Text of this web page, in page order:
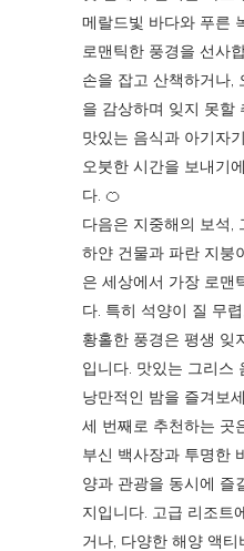
메랄드빛 바다와 푸른
로맨틱한 풍경을 선사
손을 잡고 산책하거나,
을 감상하며 잊지 못할
맛있는 음식과 아기자
오붓한 시간을 보내기
다. 🍊
다음은 지중해의 보석,
하얀 건물과 파란 지붕
은 세상에서 가장 로맨
다. 특히 석양이 질 무
황홀한 풍경은 평생 잊
입니다. 맛있는 그리스
낭만적인 밤을 즐겨
세 번째로 추천하는 곳
부신 백사장과 투명한
양과 관광을 동시에 즐
지입니다. 고급 리조트
거나, 다양한 해양 액